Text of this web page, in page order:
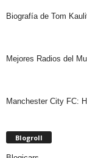
Biografía de Tom
Mejores Radios del
Manchester City FC:
Blogroll